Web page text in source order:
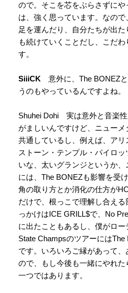
ので。そこを芯をぶらさずに
は、強く思っています。なの
足を運んだり、自分たちが出
も続けていくことだし、こだ
す。
SiiiCK 意外に、The BONEZ
うのもやっているんですよね。
Shuhei Dohi 実は意外と音楽性
がましいんですけど、ニュー
共通しているし、例えば、アリ
ストーン・テンプル・パイロ
いな、太いグランジというか
には、The BONEZも影響を受
角の取り方とか消化の仕方が
だけで、根っこで理解し合え
っかけはICE GRILL$で、No
に出たこともあるし、僕がロー
State Champsのツアーには
です。いろいろご縁があって
ので、もし今後も一緒にやれ
一つではあります。